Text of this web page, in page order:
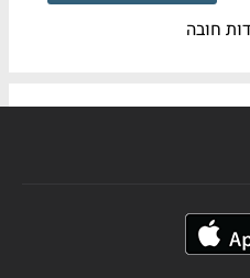
חובה